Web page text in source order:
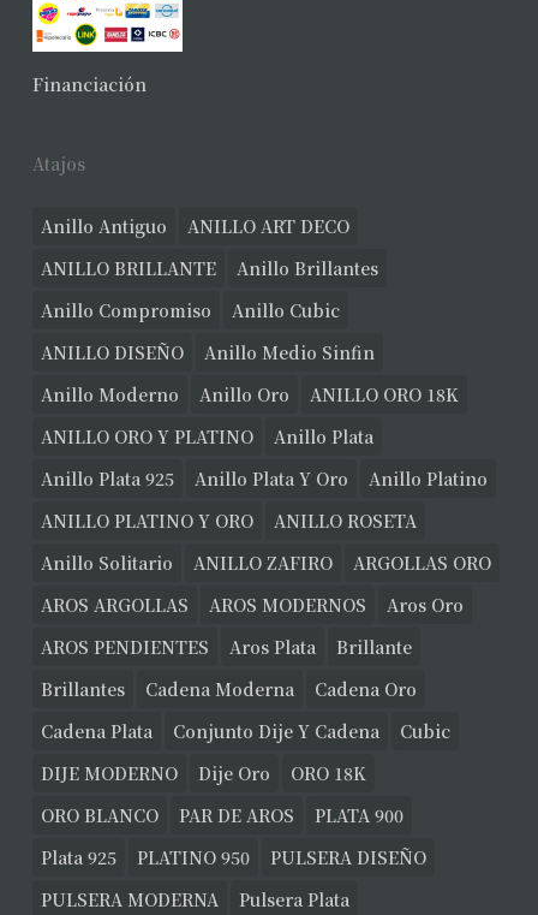
Financiación
Atajos
Anillo Antiguo
ANILLO ART DECO
ANILLO BRILLANTE
Anillo Brillantes
Anillo Compromiso
Anillo Cubic
ANILLO DISEÑO
Anillo Medio Sinfin
Anillo Moderno
Anillo Oro
ANILLO ORO 18K
ANILLO ORO Y PLATINO
Anillo Plata
Anillo Plata 925
Anillo Plata Y Oro
Anillo Platino
ANILLO PLATINO Y ORO
ANILLO ROSETA
Anillo Solitario
ANILLO ZAFIRO
ARGOLLAS ORO
AROS ARGOLLAS
AROS MODERNOS
Aros Oro
AROS PENDIENTES
Aros Plata
Brillante
Brillantes
Cadena Moderna
Cadena Oro
Cadena Plata
Conjunto Dije Y Cadena
Cubic
DIJE MODERNO
Dije Oro
ORO 18K
ORO BLANCO
PAR DE AROS
PLATA 900
Plata 925
PLATINO 950
PULSERA DISEÑO
PULSERA MODERNA
Pulsera Plata